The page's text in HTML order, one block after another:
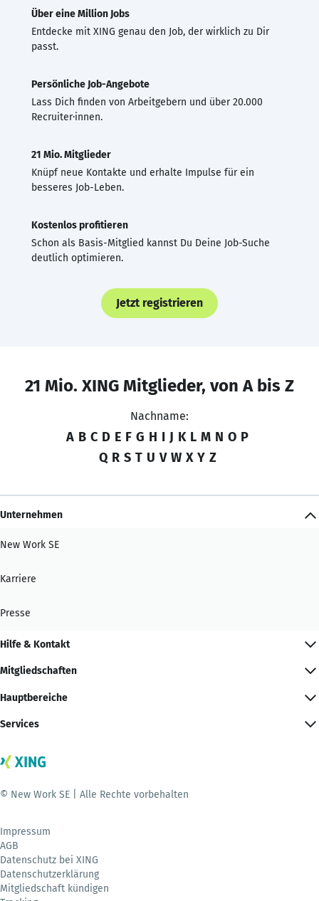
Über eine Million Jobs
Entdecke mit XING genau den Job, der wirklich zu Dir
passt.
Persönliche Job-Angebote
Lass Dich finden von Arbeitgebern und über 20.000
Recruiter·innen.
21 Mio. Mitglieder
Knüpf neue Kontakte und erhalte Impulse für ein
besseres Job-Leben.
Kostenlos profitieren
Schon als Basis-Mitglied kannst Du Deine Job-Suche
deutlich optimieren.
Jetzt registrieren
21 Mio. XING Mitglieder, von A bis Z
Nachname:
A B C D E F G H I J K L M N O P
Q R S T U V W X Y Z
Unternehmen
New Work SE
Karriere
Presse
Hilfe & Kontakt
Mitgliedschaften
Hauptbereiche
Services
© New Work SE | Alle Rechte vorbehalten
Impressum
AGB
Datenschutz bei XING
Datenschutzerklärung
Mitgliedschaft kündigen